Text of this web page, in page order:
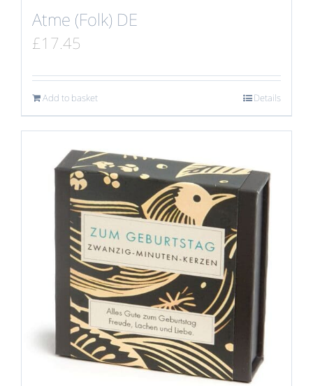
Atme (Folk) DE
£17.45
Add to basket Details